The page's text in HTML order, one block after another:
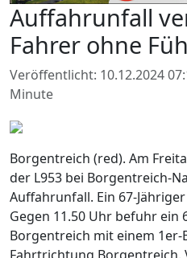
Auffahrunfall
Fahrer ohne
Veröffentlicht: 10.12.2024
Minute
Borgentreich (red). Am
der L953 bei Borgentreich-
Auffahrunfall. Ein 67-
Gegen 11.50 Uhr befuhr ein
Borgentreich mit einem 1er-